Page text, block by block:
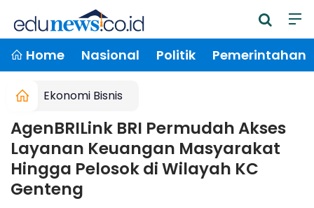
Home Nasional Politik Pemerintahan
Ekonomi Bisnis
AgenBRILink BRI Permudah Akses
Layanan Keuangan Masyarakat
Hingga Pelosok di Wilayah KC
Genteng